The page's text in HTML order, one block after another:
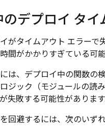
デプロイ タイ
がタイムアウト エラーで
間がかかりすぎている可能
は、デプロイ中の関数の
ジック（モジュールの読
失敗する可能性があります
回避するには、次のいず